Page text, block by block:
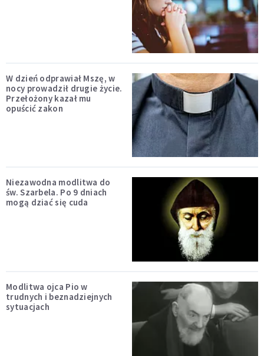
W dzień odprawiał Mszę, w
nocy prowadził drugie życie.
Przełożony kazał mu
opuścić zakon
Niezawodna modlitwa do
św. Szarbela. Po 9 dniach
mogą dziać się cuda
Modlitwa ojca Pio w
trudnych i beznadziejnych
sytuacjach